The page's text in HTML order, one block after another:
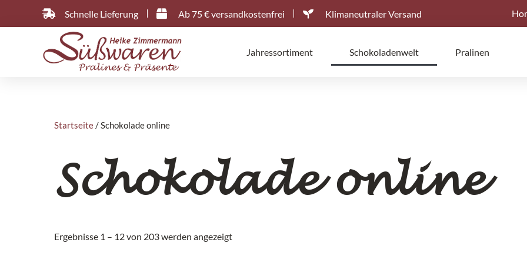
Inhalt
Schnelle Lieferung Ab 75 € versandkostenfrei Klimaneutraler Versand
Jahressortiment Schokoladenwelt Pralinen
Startseite/ Schokolade online
Schokolade online
Ergebnisse 1 – 12 von 203 werden angezeigtneuesten